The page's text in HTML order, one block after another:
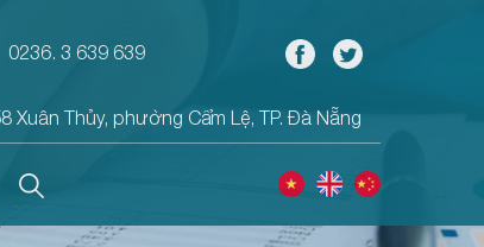
0236. 3 639 639
Xuân Thủy, phường Cẩm Lệ, TP. Đà Nẵng